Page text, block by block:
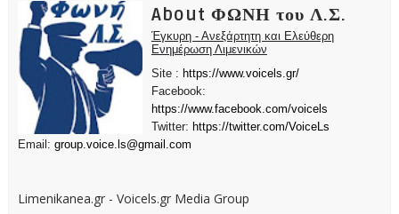
About ΦΩΝΗ του Λ.Σ.
Έγκυρη - Ανεξάρτητη και Ελεύθερη
Ενημέρωση Λιμενικών
Site : https://www.voicels.gr/
Facebook:
https://www.facebook.com/voicels
Twitter: https://twitter.com/VoiceLs
Email: group.voice.ls@gmail.com
Limenikanea.gr - Voicels.gr Media Group